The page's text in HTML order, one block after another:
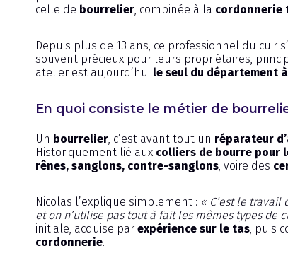
celle de bourrelier, combinée à la
Depuis plus de 13 ans, ce professionnel du cuir
souvent précieux pour leurs propriétaires,
atelier est aujourd’hui le seul du département
En quoi consiste le métier de
Un bourrelier, c’est avant tout un réparateur
Historiquement lié aux colliers de bourre pour
rênes, sanglons, contre-sanglons, voire des
Nicolas l’explique simplement : « C’est le
et on n’utilise pas tout à fait les mêmes types de
initiale, acquise par expérience sur le tas, puis
cordonnerie.